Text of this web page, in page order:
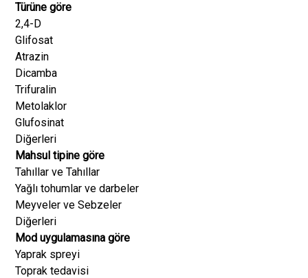
Türüne göre
2,4-D
Glifosat
Atrazin
Dicamba
Trifuralin
Metolaklor
Glufosinat
Diğerleri
Mahsul tipine göre
Tahıllar ve Tahıllar
Yağlı tohumlar ve darbeler
Meyveler ve Sebzeler
Diğerleri
Mod uygulamasına göre
Yaprak spreyi
Toprak tedavisi